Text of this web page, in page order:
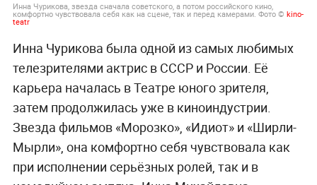
Инна Чурикова, звезда сначала советского, а потом российского кино,
комфортно чувствовала себя как на сцене, так и перед камерами. Фото © kino-
teatr
Инна Чурикова ­была одной из самых любимых
телезрителями актрис в СССР и России. Её
карьера началась в Театре юного зрителя,
затем продолжилась уже в киноиндустрии.
Звезда фильмов «Морозко», «Идиот» и «Ширли-
Мырли», она комфортно себя чувствовала как
при исполнении серьёзных ролей, так и в